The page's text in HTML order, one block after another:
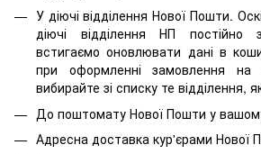
У діючі відділення Нової Пошти.
діючі відділення НП
встигаємо оновлювати дані в
при оформленні замовлення на
вибирайте зі списку те відділення,
До поштомату Нової Пошти у
Адресна доставка кур'єрами Нової